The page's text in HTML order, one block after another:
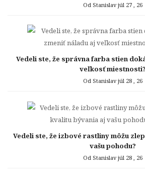
Od Stanislavjúl 27 , 26
Vedeli ste, že správna farba stien
veľkosť miestnosti?
Od Stanislavjúl 28 , 26
Vedeli ste, že izbové rastliny môžu
vašu pohodu?
Od Stanislavjúl 28 , 26